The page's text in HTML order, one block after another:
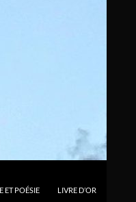
ET POÉSIE LIVRE D’OR